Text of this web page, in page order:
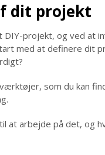
dit projekt
projekt, og ved at
med at definere dit
som du kan
at arbejde på det, og